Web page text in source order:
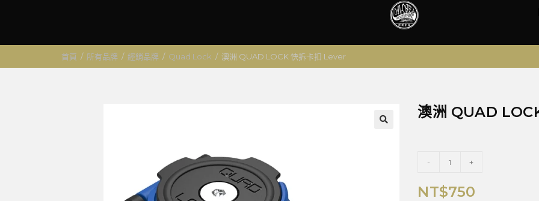
首頁 / 所有品牌 / 經銷品牌 / Quad Lock / 澳洲 QUAD LOCK 快拆卡扣 Lever
澳洲 QUAD
- +
NT$750